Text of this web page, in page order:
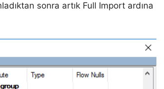
sonra artık Full Import ardına